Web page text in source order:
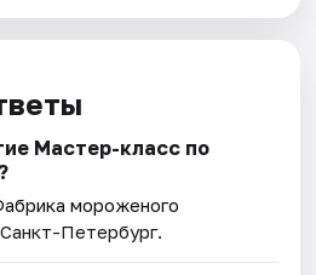
Мастер-класс по
мороженого
Петербург.